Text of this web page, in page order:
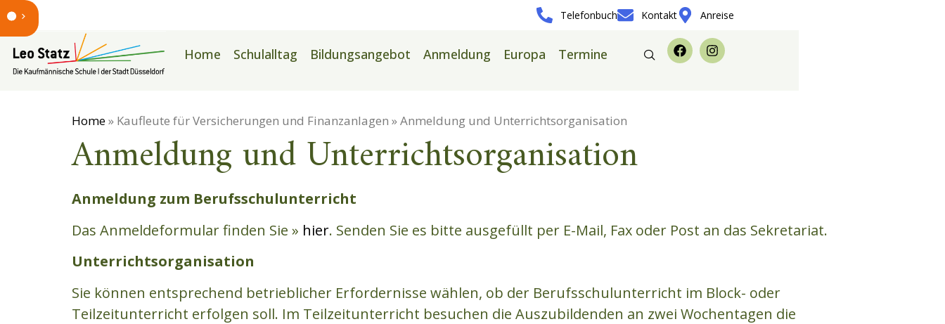
Telefonbuch Kontakt Anreise
Home Schulalltag Bildungsangebot Anmeldung Europa Termine
Home» Kaufleute für Versicherungen und Finanzanlagen » Anmeldung und Unterrichtsorganisation
Anmeldung und Unterrichtsorganisation
Anmeldung zum Berufsschulunterricht
Das Anmeldeformular finden Sie » hier. Senden Sie es bitte ausgefüllt per E-Mail, Fax oder Post an das Sekretariat.
Unterrichtsorganisation
Sie können entsprechend betrieblicher Erfordernisse wählen, ob der Berufsschulunterricht im Block- oder
Teilzeitunterricht erfolgen soll. Im Teilzeitunterricht besuchen die Auszubildenden an zwei Wochentagen die